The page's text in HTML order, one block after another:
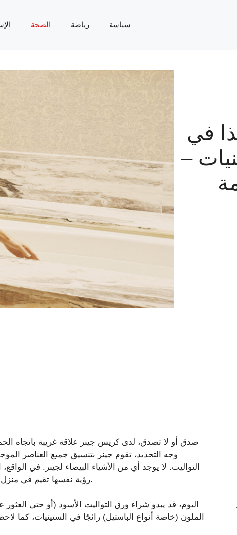
سياسة رياضة الصحة
في
–
صدق أو لا تصدق، لدى كريس جينر علاقة غريبة باتجاه
وجه التحديد، تقوم جينر بتنسيق جميع العناصر
التواليت. لا يوجد أي من الأشياء البيضاء لجينر. في
رؤية نفسها تقيم في منزل والدتها مؤقتًا لأن “ورق التواليت أسود” (عبر لنا أسبوعيا).
اليوم، قد يبدو شراء ورق التواليت الأسود (أو حتى
الملون (خاصة أنواع الباستيل) رائجًا في الستينيات،